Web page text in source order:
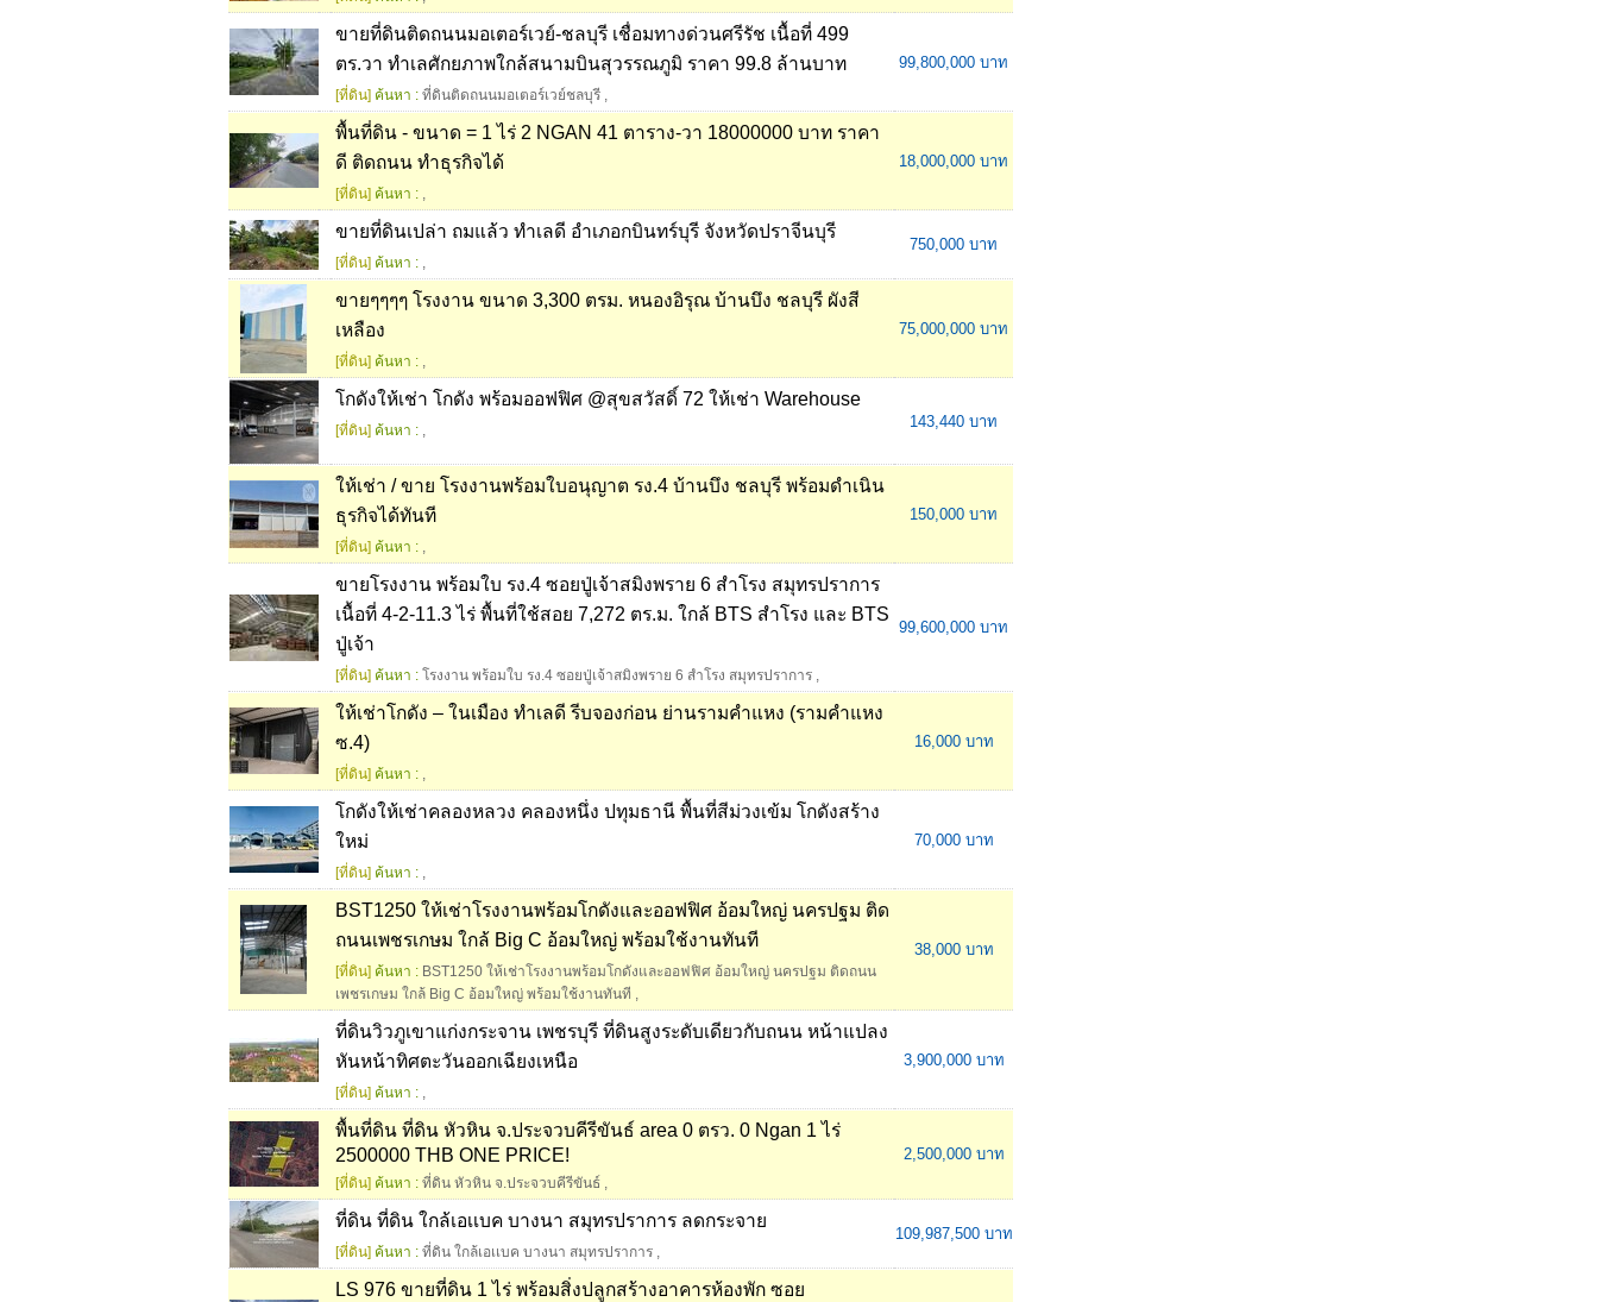
ขายที่ดินติดถนนมอเตอร์เวย์-ชลบุรี เชื่อมทางด่วนศรีรัช เนื้อที่ 499
ตร.วา ทำเลศักยภาพใกล้สนามบินสุวรรณภูมิ ราคา 99.8 ล้านบาท
[ที่ดิน] ค้นหา : ที่ดินติดถนนมอเตอร์เวย์ชลบุรี ,
99,800,000 บาท
พื้นที่ดิน - ขนาด = 1 ไร่ 2 NGAN 41 ตาราง-วา 18000000 บาท ราคา
ดี ติดถนน ทำธุรกิจได้
[ที่ดิน] ค้นหา : ,
18,000,000 บาท
ขายที่ดินเปล่า ถมแล้ว ทำเลดี อำเภอกบินทร์บุรี จังหวัดปราจีนบุรี
[ที่ดิน] ค้นหา : ,
750,000 บาท
ขายๆๆๆๆ โรงงาน ขนาด 3,300 ตรม. หนองอิรุณ บ้านบึง ชลบุรี ผังสี
เหลือง
[ที่ดิน] ค้นหา : ,
75,000,000 บาท
โกดังให้เช่า โกดัง พร้อมออฟฟิศ @สุขสวัสดิ์ 72 ให้เช่า Warehouse
[ที่ดิน] ค้นหา : , 143,440 บาท
ให้เช่า / ขาย โรงงานพร้อมใบอนุญาต รง.4 บ้านบึง ชลบุรี พร้อมดำเนิน
ธุรกิจได้ทันที
[ที่ดิน] ค้นหา : ,
150,000 บาท
ขายโรงงาน พร้อมใบ รง.4 ซอยปู่เจ้าสมิงพราย 6 สำโรง สมุทรปราการ
เนื้อที่ 4-2-11.3 ไร่ พื้นที่ใช้สอย 7,272 ตร.ม. ใกล้ BTS สำโรง และ BTS
ปู่เจ้า
[ที่ดิน] ค้นหา : โรงงาน พร้อมใบ รง.4 ซอยปู่เจ้าสมิงพราย 6 สำโรง สมุทรปราการ ,
99,600,000 บาท
ให้เช่าโกดัง – ในเมือง ทำเลดี รีบจองก่อน ย่านรามคำแหง (รามคำแหง
ซ.4)
[ที่ดิน] ค้นหา : ,
16,000 บาท
โกดังให้เช่าคลองหลวง คลองหนึ่ง ปทุมธานี พื้นที่สีม่วงเข้ม โกดังสร้าง
ใหม่
[ที่ดิน] ค้นหา : ,
70,000 บาท
BST1250 ให้เช่าโรงงานพร้อมโกดังและออฟฟิศ อ้อมใหญ่ นครปฐม ติด
ถนนเพชรเกษม ใกล้ Big C อ้อมใหญ่ พร้อมใช้งานทันที
[ที่ดิน] ค้นหา : BST1250 ให้เช่าโรงงานพร้อมโกดังและออฟฟิศ อ้อมใหญ่ นครปฐม ติดถนน
เพชรเกษม ใกล้ Big C อ้อมใหญ่ พร้อมใช้งานทันที ,
38,000 บาท
ที่ดินวิวภูเขาแก่งกระจาน เพชรบุรี ที่ดินสูงระดับเดียวกับถนน หน้าแปลง
หันหน้าทิศตะวันออกเฉียงเหนือ
[ที่ดิน] ค้นหา : ,
3,900,000 บาท
พื้นที่ดิน ที่ดิน หัวหิน จ.ประจวบคีรีขันธ์ area 0 ตรว. 0 Ngan 1 ไร่
2500000 THB ONE PRICE!
[ที่ดิน] ค้นหา : ที่ดิน หัวหิน จ.ประจวบคีรีขันธ์ ,
2,500,000 บาท
ที่ดิน ที่ดิน ใกล้เอเเบค บางนา สมุทรปราการ ลดกระจาย
[ที่ดิน] ค้นหา : ที่ดิน ใกล้เอเเบค บางนา สมุทรปราการ ,
109,987,500 บาท
LS 976 ขายที่ดิน 1 ไร่ พร้อมสิ่งปลูกสร้างอาคารห้องพัก ซอย